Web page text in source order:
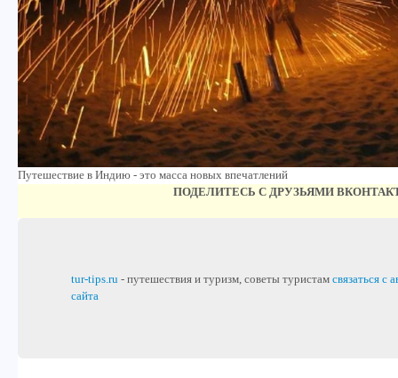
Путешествие в Индию - это масса новых впечатлений
ПОДЕЛИТЕСЬ С ДРУЗЬЯМИ
tur-tips.ru - путешествия и туризм, советы туристам связаться с
сайта